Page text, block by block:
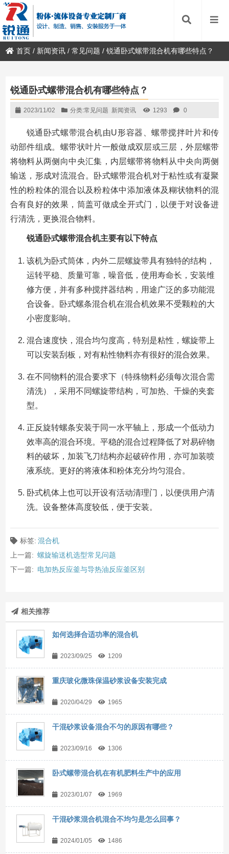
首页 / 新闻资讯 /常见问题 /锐通卧式螺带混合机有哪些特点？
锐通卧式螺带混合机有哪些特点？
2023/11/02 分类:常见问题 新闻资讯 1293 0
锐通卧式螺带混合机由U形容器、螺带搅拌叶片和传
动部件组成。螺带状叶片一般做成双层或三层，外层螺带
将物料从两侧向中央汇集，内层螺带将物料从中央向两侧
输送，形成对流混合。卧式螺带混合机对于粘性或有凝聚
性的粉粒体的混合以及粉粒体中添加液体及糊状物料的混
合有良好的效果，筒盖可做成全开式门，以便于对设备进
行清洗，更换混合物料。
锐通卧式螺带混合机主要有以下特点
该机为卧式筒体，内外二层螺旋带具有独特的结构，
运转平稳、质量可靠，噪音低，使用寿命长，安装维
修方便，并有多种搅拌器结构，用途广泛的多功能混
合设备。卧式螺条混合机在混合机效果不受颗粒的大
小密度影响。
混合速度快，混合均匀度高，特别是粘性，螺旋带上
可以安装刮板，对有粘性物料亦有很好的混合效果。
在不同物料的混合要求下（特殊物料必须每次混合需
清洗），采用不同螺旋带结构，可加热、干燥的夹套
型。
正反旋转螺条安装于同一水平轴上，形成一个低动力
效率高的混合环境。平稳的混合过程降低了对易碎物
料的破坏，加装飞刀结构亦起破碎作用，亦可加装喷
液系统。更好的将液体和粉体充分均匀混合。
卧式机体上也可以开设有活动清理门，以便供用户清
洗。设备整体高度较低，便于安装。
标签: 混合机
上一篇: 螺旋输送机选型常见问题
下一篇: 电加热反应釜与导热油反应釜区别
相关推荐
如何选择合适功率的混合机
2023/09/25 1209
重庆玻化微珠保温砂浆设备安装完成
2020/04/29 1965
干混砂浆设备混合不匀的原因有哪些？
2023/09/16 1306
卧式螺带混合机在有机肥料生产中的应用
2023/01/07 1969
干混砂浆混合机混合不均匀是怎么回事？
2024/01/05 1486